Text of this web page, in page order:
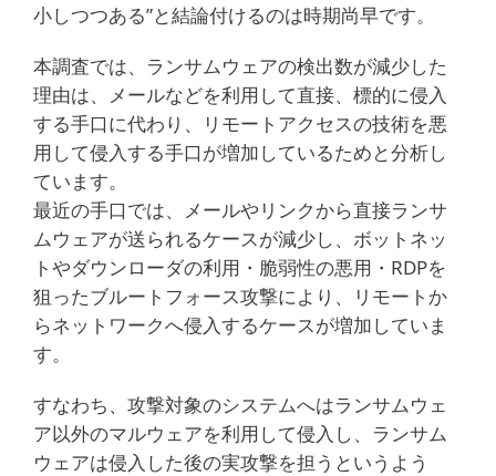
小しつつある”と結論付けるのは時期尚早です。
本調査では、ランサムウェアの検出数が減少した
理由は、メールなどを利用して直接、標的に侵入
する手口に代わり、リモートアクセスの技術を悪
用して侵入する手口が増加しているためと分析し
ています。
最近の手口では、メールやリンクから直接ランサ
ムウェアが送られるケースが減少し、ボットネッ
トやダウンローダの利用・脆弱性の悪用・RDPを
狙ったブルートフォース攻撃により、リモートか
らネットワークへ侵入するケースが増加していま
す。
すなわち、攻撃対象のシステムへはランサムウェ
ア以外のマルウェアを利用して侵入し、ランサム
ウェアは侵入した後の実攻撃を担うというよう